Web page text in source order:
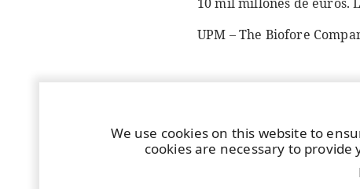
UPM – The Biofore
Share in social media
We use cookies on this website to
cookies are necessary to